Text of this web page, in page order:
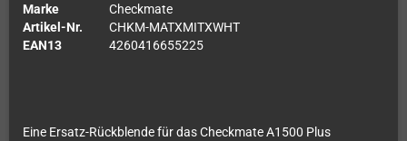
Marke
Checkmate
Artikel-Nr.
CHKM-MATXMITXWHT
EAN13
4260416655225
Eine Ersatz-Rückblende für das Checkmate A1500 Plus